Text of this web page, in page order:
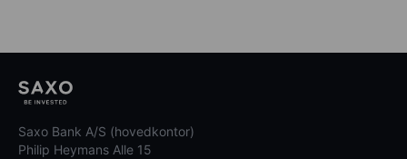
Saxo Bank A/S (hovedkontor)
Philip Heymans Alle 15